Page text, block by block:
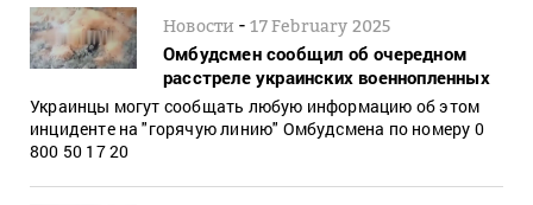
Новости -17 February 2025
Омбудсмен сообщил об очередном
расстреле украинских военнопленных
Украинцы могут сообщать любую информацию об этом
инциденте на "горячую линию" Омбудсмена по номеру 0
800 50 17 20